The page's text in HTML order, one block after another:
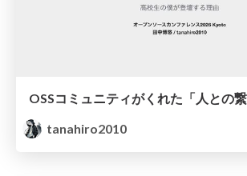
OSSコミュニティがくれた「人との繋
tanahiro2010